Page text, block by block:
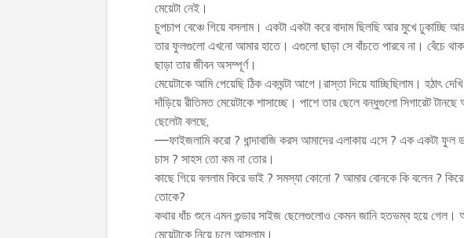
মেয়েটা নেই।
চুপচাপ বেঞ্চে গিয়ে বসলাম। একটা একটা করে বাদাম ছিলছি আর মুখে ঢুকাচ্ছি
তার ফুলগুলো এখনো আমার হাতে। এগুলো ছাড়া সে বাঁচতে পারবে না। বেঁচে
ছাড়া তার জীবন অসম্পূর্ণ।
মেয়েটাকে আমি পেয়েছি ঠিক একঘন্টা আগে।রাস্তা দিয়ে যাচ্ছিছিলাম। হঠাৎ
দাঁড়িয়ে রীতিমত মেয়েটাকে শাসাচ্ছে। পাশে তার ছেলে বন্ধুগুলো সিগারেট
ছেলেটা বলছে,
––ফাইজলামি করো ? ধান্দাবাজি করস আমাদের এলাকায় এসে ? এক একটা ফুল
চাস ? সাহস তো কম না তোর।
কাছে গিয়ে বললাম কিরে ভাই ? সমস্যা কোনো ? আমার বোনকে কি বলেন ?
তোকে?
কথার ধাঁচ শুনে এমন গুন্ডার সাইজ ছেলেগুলোও কেমন জানি হতভম্ব হয়ে গেল।
মেয়েটাকে নিয়ে চলে আসলাম।